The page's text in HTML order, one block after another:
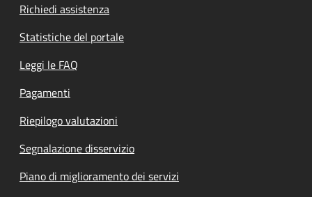
Richiedi assistenza
Statistiche del portale
Leggi le FAQ
Pagamenti
Riepilogo valutazioni
Segnalazione disservizio
Piano di miglioramento dei servizi